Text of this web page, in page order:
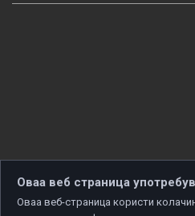
Оваа веб страница
Оваа веб-страница користи